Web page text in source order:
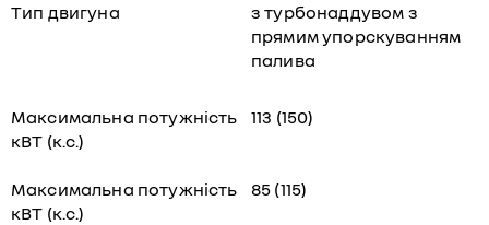
Тип двигуна
з турбонаддувом з
прямим упорскуванням
палива
Максимальна потужність
кВТ (к.с.)
113 (150)
Максимальна потужність
кВТ (к.с.)
85 (115)